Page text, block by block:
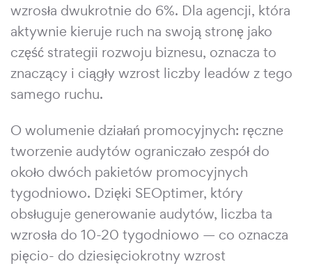
wzrosła dwukrotnie do 6%. Dla agencji, która
aktywnie kieruje ruch na swoją stronę jako
część strategii rozwoju biznesu, oznacza to
znaczący i ciągły wzrost liczby leadów z tego
samego ruchu.
O wolumenie działań promocyjnych: ręczne
tworzenie audytów ograniczało zespół do
około dwóch pakietów promocyjnych
tygodniowo. Dzięki SEOptimer, który
obsługuje generowanie audytów, liczba ta
wzrosła do 10-20 tygodniowo — co oznacza
pięcio- do dziesięciokrotny wzrost